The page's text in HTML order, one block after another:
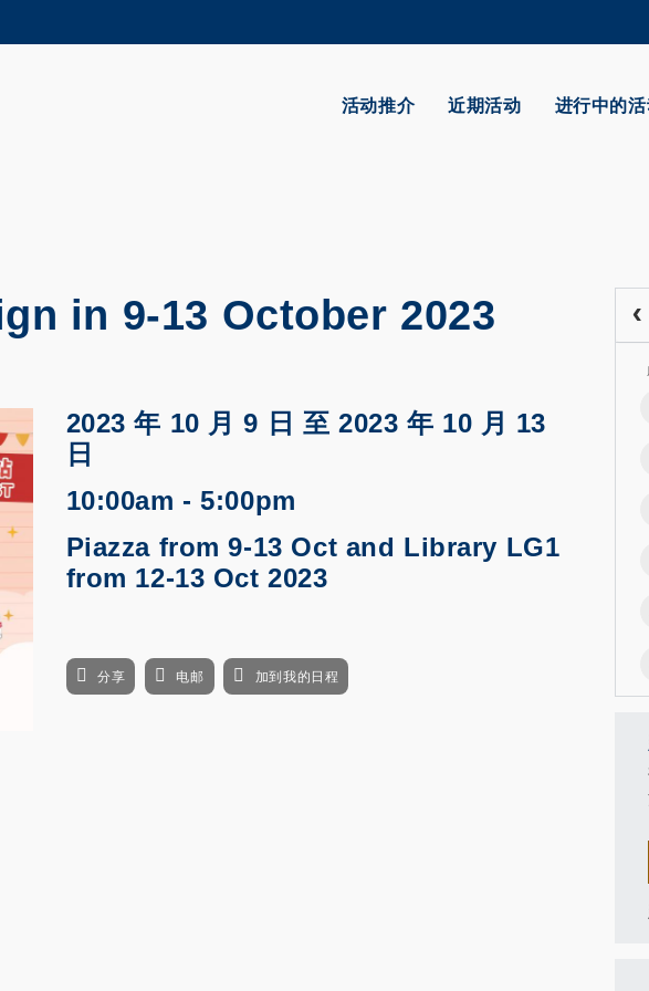
更多科大概览
生活@科大 图
活动推介 近期活动 进行中的
in 9-13 October 2023
2023 年 10 月 9 日 至 2023 年 10 月 13
日
10:00am - 5:00pm
Piazza from 9-13 Oct and Library LG1
from 12-13 Oct 2023
分享 电邮 加到我的日程